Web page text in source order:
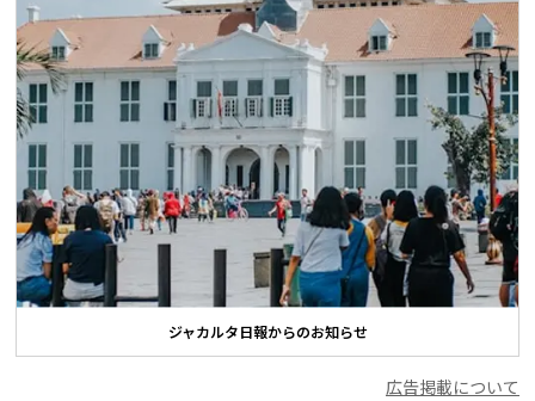
ジャカルタ日報からのお知らせ
広告掲載について